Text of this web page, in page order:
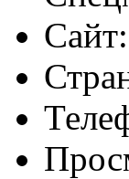
Сайт: